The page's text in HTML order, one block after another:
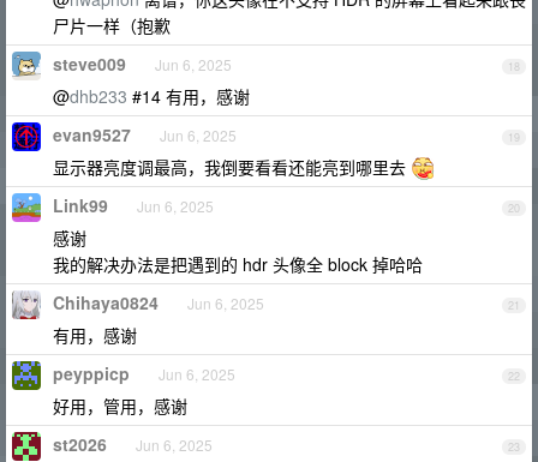
尸片一样（抱歉
18
steve009 Jun 6, 2025
@dhb233 #14 有用，感谢
19
evan9527 Jun 6, 2025
显示器亮度调最高，我倒要看看还能亮到哪里去
20
Link99 Jun 6, 2025
感谢
我的解决办法是把遇到的 hdr 头像全 block 掉哈哈
21
Chihaya0824 Jun 6, 2025
有用，感谢
22
peyppicp Jun 6, 2025
好用，管用，感谢
23
st2026 Jun 6, 2025